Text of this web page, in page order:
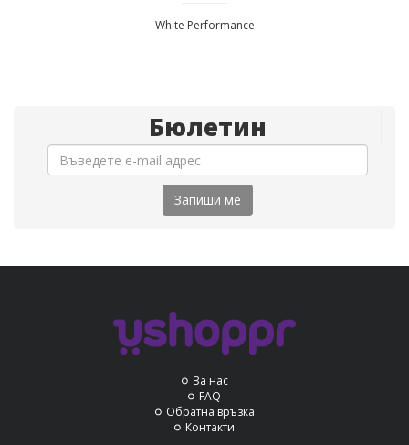
White Performance
Бюлетин
Запиши ме
За нас
FAQ
Обратна връзка
Контакти